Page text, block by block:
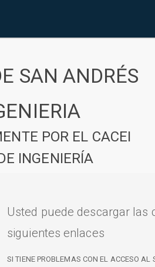
SAN ANDRÉS
POR EL CACEI
INGENIERÍA
Usted puede descargar las
siguientes enlaces
SI TIENE PROBLEMAS CON EL ACCESO AL